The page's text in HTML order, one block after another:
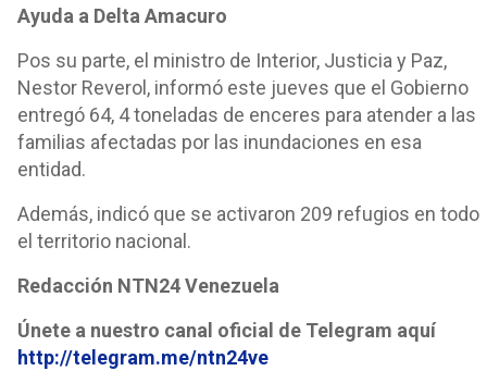
Ayuda a Delta Amacuro
Pos su parte, el ministro de Interior, Justicia y Paz,
Nestor Reverol, informó este jueves que el Gobierno
entregó 64, 4 toneladas de enceres para atender a las
familias afectadas por las inundaciones en esa
entidad.
Además, indicó que se activaron 209 refugios en todo
el territorio nacional.
Redacción NTN24 Venezuela
Únete a nuestro canal oficial de Telegram aquí
http://telegram.me/ntn24ve